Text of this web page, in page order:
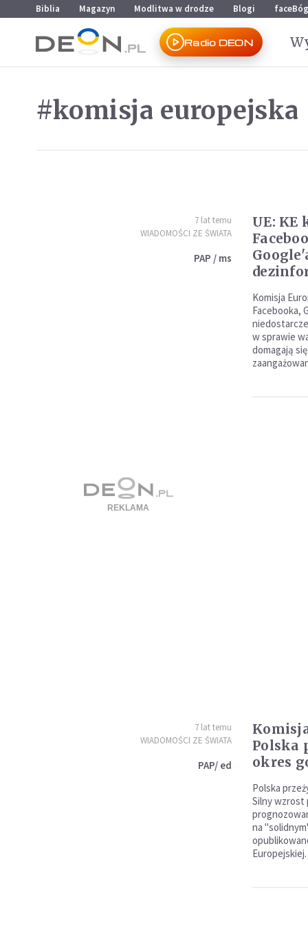
Przejdź do menu głównego
Przejdź do treści
Biblia Magazyn Modlitwa w drodze Blogi faceBóg
Radio DEON
#komisja europejska
7 lat temu
WIADOMOŚCI ZE ŚWIATA
PAP / ms
UE:
Komisja
Facebooka,
w sprawie
domagają
7 lat temu
WIADOMOŚCI ZE ŚWIATA
PAP/ ed
Polska
okres
Polska
Silny wzrost
na
Europejskiej.